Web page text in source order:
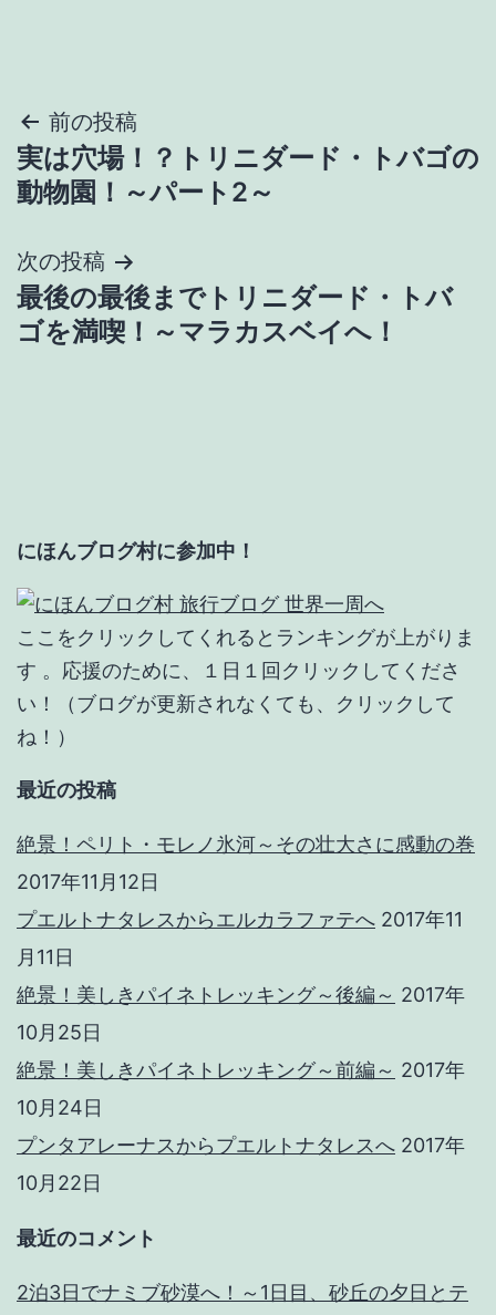
投
稿
ビ
ゲ
ン
前の投稿
実は穴場！？トリニダード・トバゴの
動物園！～パート2～
次の投稿
最後の最後までトリニダード・トバ
ゴを満喫！～マラカスベイへ！
にほんブログ村に参加中！
ここをクリックしてくれるとランキングが上がりま
す 。応援のために、１日１回クリックしてくださ
い！（ブログが更新されなくても、クリックして
ね！）
最近の投稿
絶景！ペリト・モレノ氷河～その壮大さに感動の巻
2017年11月12日
プエルトナタレスからエルカラファテへ 2017年11
月11日
絶景！美しきパイネトレッキング～後編～ 2017年
10月25日
絶景！美しきパイネトレッキング～前編～ 2017年
10月24日
プンタアレーナスからプエルトナタレスへ 2017年
10月22日
最近のコメント
2泊3日でナミブ砂漠へ！～1日目、砂丘の夕日とテ